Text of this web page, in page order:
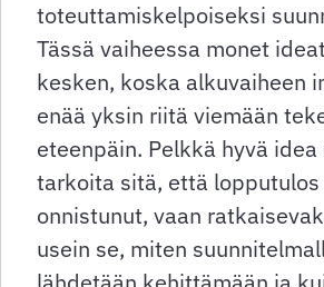
toteuttamiskelpoiseksi
Tässä vaiheessa monet
kesken, koska alkuvaiheen
enää yksin riitä viemään
eteenpäin. Pelkkä hyvä idea
tarkoita sitä, että lopputulos
onnistunut, vaan
usein se, miten